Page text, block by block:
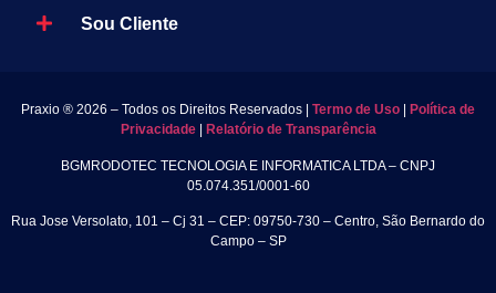
Sou Cliente
Praxio ® 2026 – Todos os Direitos Reservados | Termo de Uso
Política de
Privacidade| Relatório de Transparência
BGMRODOTEC TECNOLOGIA E INFORMATICA LTDA – CNPJ
05.074.351/0001-60
Rua Jose Versolato, 101 – Cj 31 – CEP: 09750-730 – Centro, São Bernardo do
Campo – SP